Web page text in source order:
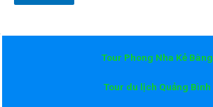
Tour Phong Nha Kẻ Bàng
Tour du lịch Quảng Bình